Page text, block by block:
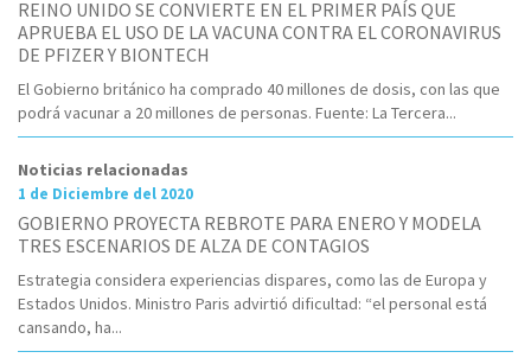
REINO UNIDO SE CONVIERTE EN EL PRIMER PAÍS QUE
APRUEBA EL USO DE LA VACUNA CONTRA EL CORONAVIRUS
DE PFIZER Y BIONTECH
El Gobierno británico ha comprado 40 millones de dosis, con las que
podrá vacunar a 20 millones de personas. Fuente: La Tercera...
Noticias relacionadas
1 de Diciembre del 2020
GOBIERNO PROYECTA REBROTE PARA ENERO Y MODELA
TRES ESCENARIOS DE ALZA DE CONTAGIOS
Estrategia considera experiencias dispares, como las de Europa y
Estados Unidos. Ministro Paris advirtió dificultad: “el personal está
cansando, ha...